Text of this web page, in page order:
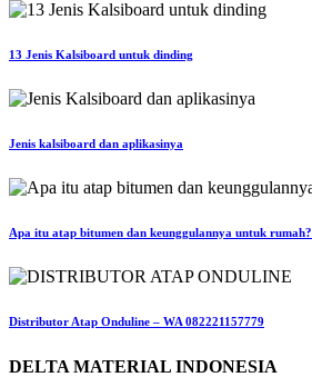
13 Jenis Kalsiboard untuk dinding
Jenis kalsiboard dan aplikasinya
Apa itu atap bitumen dan keunggulannya untuk rumah?
Distributor Atap Onduline – WA 082221157779
DELTA MATERIAL INDONESIA